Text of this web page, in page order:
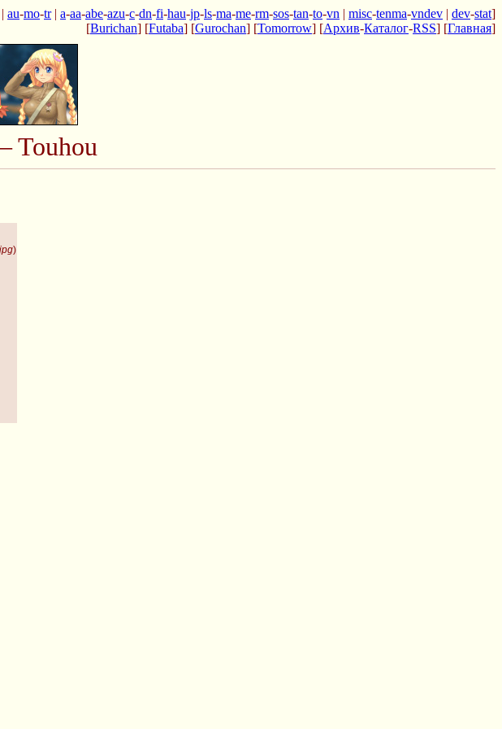
| au-mo-tr| a-aa-abe-azu-c-dn-fi-hau-jp-ls-ma-me-rm-sos-tan-to-vn | misc-tenma-vndev | dev-stat]
[Burichan] [Futaba] [Gurochan] [Tomorrow] [Архив-Каталог-RSS] [Главная]
Touhou
)